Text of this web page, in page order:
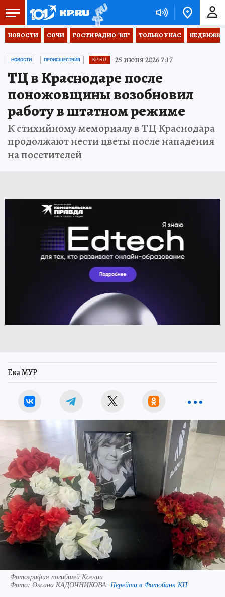
НОВОСТИ СОЧИ ГОСТИ РАДИО "КП" ТОЛЬКО У НАС НЕДВИЖКА
НОВОСТИ ПРОИСШЕСТВИЯ KP.RU 25 июня 2026 7:17
ТЦ в Краснодаре после
поножовщины возобновил
работу в штатном режиме
К стихийному мемориалу в ТЦ Краснодара
продолжают нести цветы после нападения
на посетителей
Ева МУР
Фотография погибшей Ксении
Фото: Оксана КАДОЧНИКОВА. Перейти в Фотобанк КП